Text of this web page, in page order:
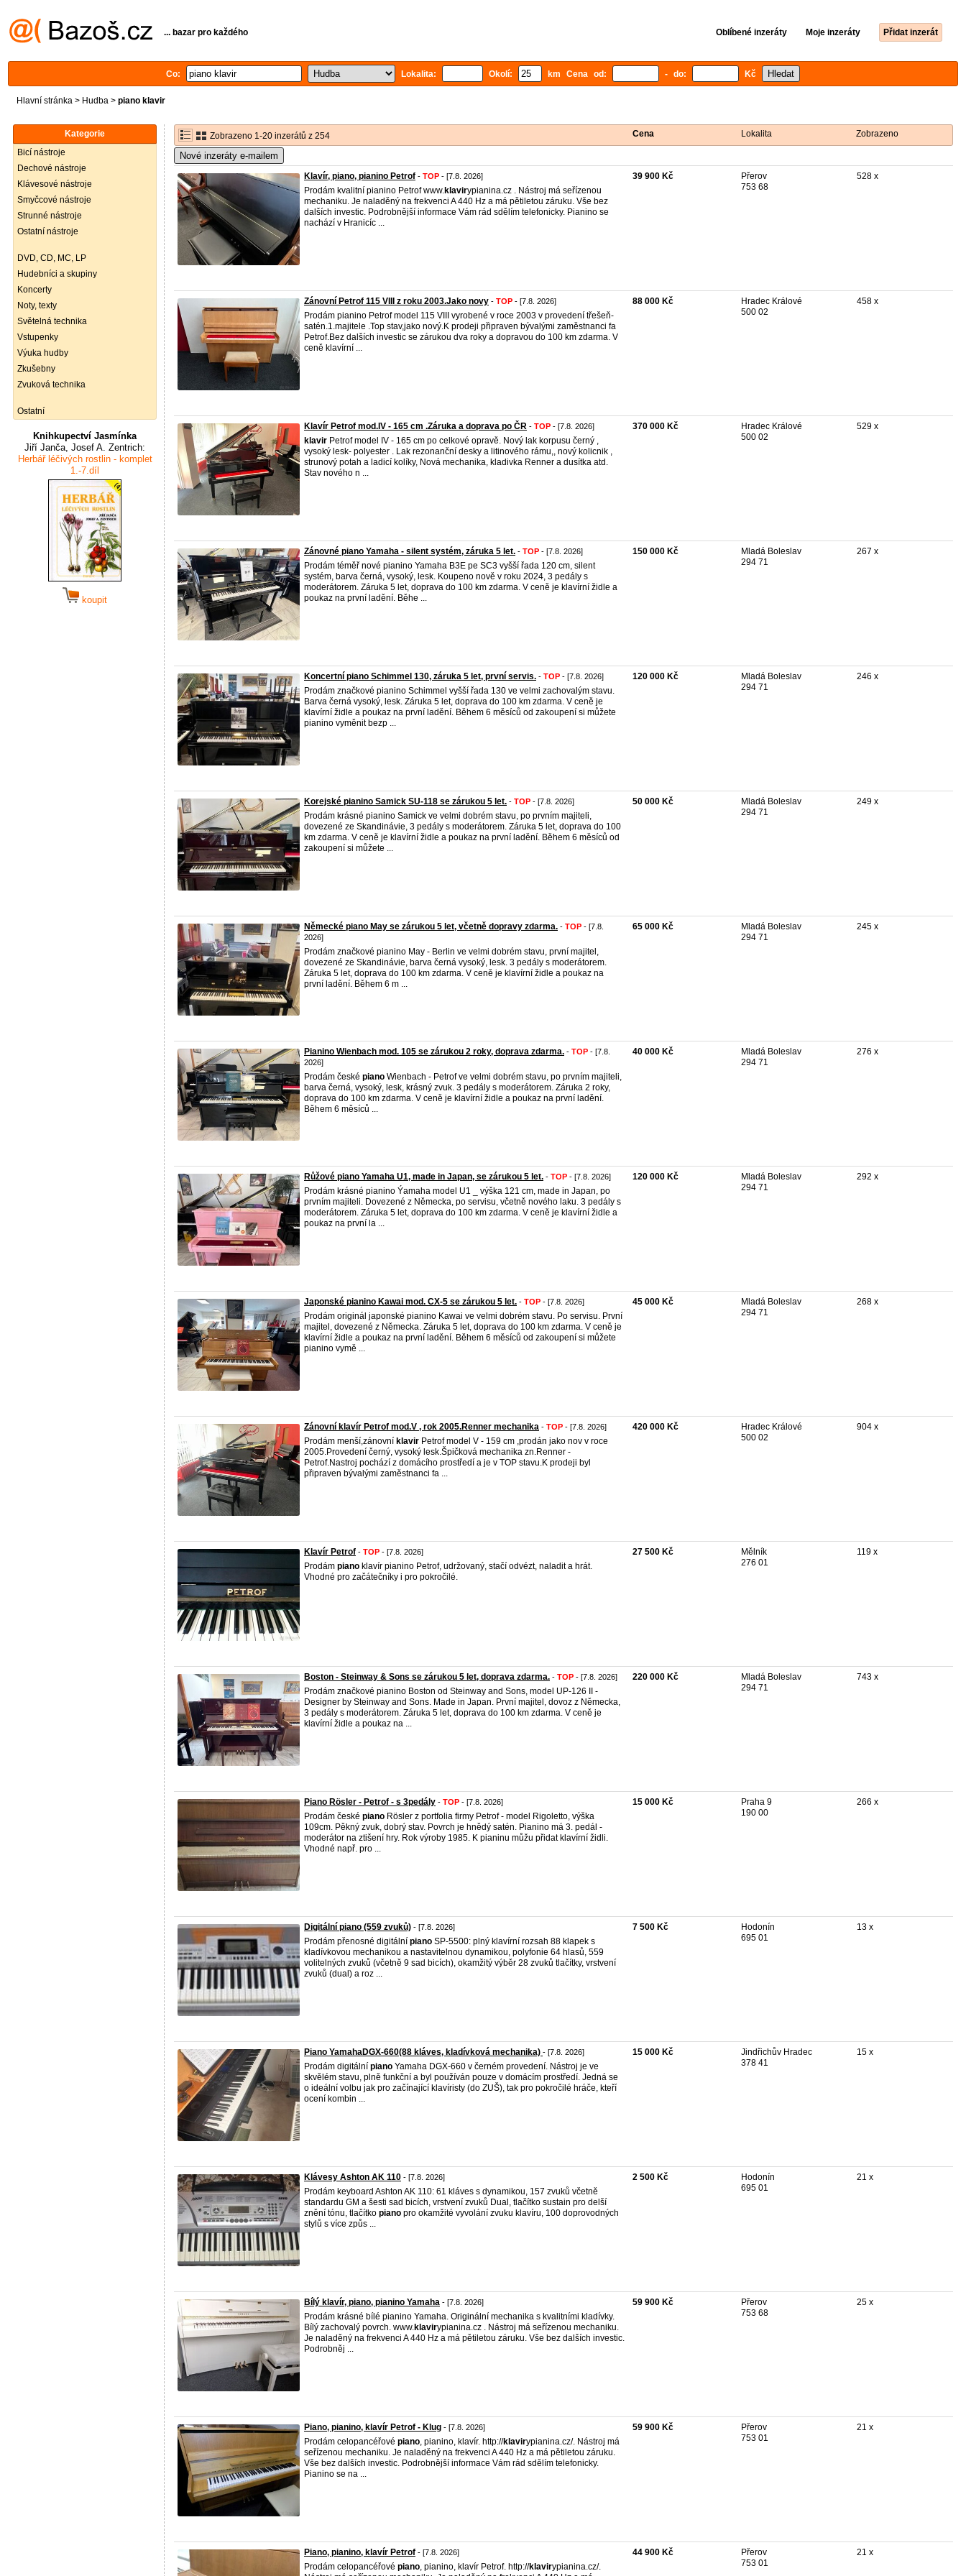
... bazar pro každého Oblíbené inzeráty Moje inzeráty Přidat inzerát
Co: Lokalita: Okolí: km Cena od: - do: Kč
Hlavní stránka > Hudba > piano klavir
Kategorie
Bicí nástroje
Dechové nástroje
Klávesové nástroje
Smyčcové nástroje
Strunné nástroje
Ostatní nástroje
DVD, CD, MC, LP
Hudebníci a skupiny
Koncerty
Noty, texty
Světelná technika
Vstupenky
Výuka hudby
Zkušebny
Zvuková technika
Ostatní
Knihkupectví Jasmínka
Jiří Janča, Josef A. Zentrich:
Herbář léčivých rostlin - komplet
1.-7.díl
koupit
Zobrazeno 1-20 inzerátů z 254 Cena Lokalita Zobrazeno
Nové inzeráty e-mailem
Klavír, piano, pianino Petrof - TOP - [7.8. 2026]
Prodám kvalitní pianino Petrof www.klavirypianina.cz . Nástroj má seřízenou
mechaniku. Je naladěný na frekvenci A 440 Hz a má pětiletou záruku. Vše bez
dalších investic. Podrobnější informace Vám rád sdělím telefonicky. Pianino se
nachází v Hranicíc ...
39 900 Kč
Přerov
753 68
528 x
Zánovní Petrof 115 VIII z roku 2003.Jako novy - TOP - [7.8. 2026]
Prodám pianino Petrof model 115 VIII vyrobené v roce 2003 v provedení třešeň-
satén.1.majitele .Top stav,jako nový.K prodeji připraven bývalými zaměstnanci fa
Petrof.Bez dalších investic se zárukou dva roky a dopravou do 100 km zdarma. V
ceně klavírní ...
88 000 Kč
Hradec Králové
500 02
458 x
Klavír Petrof mod.IV - 165 cm .Záruka a doprava po ČR - TOP - [7.8. 2026]
klavir Petrof model IV - 165 cm po celkové opravě. Nový lak korpusu černý ,
vysoký lesk- polyester . Lak rezonanční desky a litinového rámu,, nový kolicnik ,
strunový potah a ladicí kolíky, Nová mechanika, kladivka Renner a dusítka atd.
Stav nového n ...
370 000 Kč
Hradec Králové
500 02
529 x
Zánovné piano Yamaha - silent systém, záruka 5 let. - TOP - [7.8. 2026]
Prodám téměř nové pianino Yamaha B3E pe SC3 vyšší řada 120 cm, silent
systém, barva černá, vysoký, lesk. Koupeno nově v roku 2024, 3 pedály s
moderátorem. Záruka 5 let, doprava do 100 km zdarma. V ceně je klavírní židle a
poukaz na první ladění. Běhe ...
150 000 Kč
Mladá Boleslav
294 71
267 x
Koncertní piano Schimmel 130, záruka 5 let, první servis. - TOP - [7.8. 2026]
Prodám značkové pianino Schimmel vyšší řada 130 ve velmi zachovalým stavu.
Barva černá vysoký, lesk. Záruka 5 let, doprava do 100 km zdarma. V ceně je
klavírní židle a poukaz na první ladění. Během 6 měsíců od zakoupení si můžete
pianino vyměnit bezp ...
120 000 Kč
Mladá Boleslav
294 71
246 x
Korejské pianino Samick SU-118 se zárukou 5 let. - TOP - [7.8. 2026]
Prodám krásné pianino Samick ve velmi dobrém stavu, po prvním majiteli,
dovezené ze Skandinávie, 3 pedály s moderátorem. Záruka 5 let, doprava do 100
km zdarma. V ceně je klavírní židle a poukaz na první ladění. Během 6 měsíců od
zakoupení si můžete ...
50 000 Kč
Mladá Boleslav
294 71
249 x
Německé piano May se zárukou 5 let, včetně dopravy zdarma. - TOP - [7.8.
2026]
Prodám značkové pianino May - Berlin ve velmi dobrém stavu, první majitel,
dovezené ze Skandinávie, barva černá vysoký, lesk. 3 pedály s moderátorem.
Záruka 5 let, doprava do 100 km zdarma. V ceně je klavírní židle a poukaz na
první ladění. Během 6 m ...
65 000 Kč
Mladá Boleslav
294 71
245 x
Pianino Wienbach mod. 105 se zárukou 2 roky, doprava zdarma. - TOP - [7.8.
2026]
Prodám české piano Wienbach - Petrof ve velmi dobrém stavu, po prvním majiteli,
barva černá, vysoký, lesk, krásný zvuk. 3 pedály s moderátorem. Záruka 2 roky,
doprava do 100 km zdarma. V ceně je klavírní židle a poukaz na první ladění.
Během 6 měsíců ...
40 000 Kč
Mladá Boleslav
294 71
276 x
Růžové piano Yamaha U1, made in Japan, se zárukou 5 let. - TOP - [7.8. 2026]
Prodám krásné pianino Ýamaha model U1 _ výška 121 cm, made in Japan, po
prvním majiteli. Dovezené z Německa, po servisu, včetně nového laku. 3 pedály s
moderátorem. Záruka 5 let, doprava do 100 km zdarma. V ceně je klavírní židle a
poukaz na první la ...
120 000 Kč
Mladá Boleslav
294 71
292 x
Japonské pianino Kawai mod. CX-5 se zárukou 5 let. - TOP - [7.8. 2026]
Prodám originál japonské pianino Kawai ve velmi dobrém stavu. Po servisu. První
majitel, dovezené z Německa. Záruka 5 let, doprava do 100 km zdarma. V ceně je
klavírní židle a poukaz na první ladění. Během 6 měsíců od zakoupení si můžete
pianino vymě ...
45 000 Kč
Mladá Boleslav
294 71
268 x
Zánovní klavír Petrof mod.V , rok 2005.Renner mechanika - TOP - [7.8. 2026]
Prodám menší,zánovní klavir Petrof model V - 159 cm ,prodán jako nov v roce
2005.Provedení černý, vysoký lesk.Špičková mechanika zn.Renner -
Petrof.Nastroj pochází z domácího prostředí a je v TOP stavu.K prodeji byl
připraven bývalými zaměstnanci fa ...
420 000 Kč
Hradec Králové
500 02
904 x
Klavír Petrof - TOP - [7.8. 2026]
Prodám piano klavír pianino Petrof, udržovaný, stačí odvézt, naladit a hrát.
Vhodné pro začátečníky i pro pokročilé.
27 500 Kč
Mělník
276 01
119 x
Boston - Steinway & Sons se zárukou 5 let, doprava zdarma. - TOP - [7.8. 2026]
Prodám značkové pianino Boston od Steinway and Sons, model UP-126 II -
Designer by Steinway and Sons. Made in Japan. První majitel, dovoz z Německa,
3 pedály s moderátorem. Záruka 5 let, doprava do 100 km zdarma. V ceně je
klavírní židle a poukaz na ...
220 000 Kč
Mladá Boleslav
294 71
743 x
Piano Rösler - Petrof - s 3pedály - TOP - [7.8. 2026]
Prodám české piano Rösler z portfolia firmy Petrof - model Rigoletto, výška
109cm. Pěkný zvuk, dobrý stav. Povrch je hnědý satén. Pianino má 3. pedál -
moderátor na ztišení hry. Rok výroby 1985. K pianinu můžu přidat klavírní židli.
Vhodné např. pro ...
15 000 Kč
Praha 9
190 00
266 x
Digitální piano (559 zvuků) - [7.8. 2026]
Prodám přenosné digitální piano SP-5500: plný klavírní rozsah 88 klapek s
kladívkovou mechanikou a nastavitelnou dynamikou, polyfonie 64 hlasů, 559
volitelných zvuků (včetně 9 sad bicích), okamžitý výběr 28 zvuků tlačítky, vrstvení
zvuků (dual) a roz ...
7 500 Kč
Hodonín
695 01
13 x
Piano YamahaDGX-660(88 kláves, kladívková mechanika) - [7.8. 2026]
Prodám digitální piano Yamaha DGX-660 v černém provedení. Nástroj je ve
skvělém stavu, plně funkční a byl používán pouze v domácím prostředí. Jedná se
o ideální volbu jak pro začínající klavíristy (do ZUŠ), tak pro pokročilé hráče, kteří
ocení kombin ...
15 000 Kč
Jindřichův Hradec
378 41
15 x
Klávesy Ashton AK 110 - [7.8. 2026]
Prodám keyboard Ashton AK 110: 61 kláves s dynamikou, 157 zvuků včetně
standardu GM a šesti sad bicích, vrstvení zvuků Dual, tlačítko sustain pro delší
znění tónu, tlačítko piano pro okamžité vyvolání zvuku klavíru, 100 doprovodných
stylů s více způs ...
2 500 Kč
Hodonín
695 01
21 x
Bílý klavír, piano, pianino Yamaha - [7.8. 2026]
Prodám krásné bílé pianino Yamaha. Originální mechanika s kvalitními kladívky.
Bílý zachovalý povrch. www.klavirypianina.cz . Nástroj má seřízenou mechaniku.
Je naladěný na frekvenci A 440 Hz a má pětiletou záruku. Vše bez dalších investic.
Podrobněj ...
59 900 Kč
Přerov
753 68
25 x
Piano, pianino, klavír Petrof - Klug - [7.8. 2026]
Prodám celopancéřové piano, pianino, klavír. http://klavirypianina.cz/. Nástroj má
seřízenou mechaniku. Je naladěný na frekvenci A 440 Hz a má pětiletou záruku.
Vše bez dalších investic. Podrobnější informace Vám rád sdělím telefonicky.
Pianino se na ...
59 900 Kč
Přerov
753 01
21 x
Piano, pianino, klavír Petrof - [7.8. 2026]
Prodám celopancéřové piano, pianino, klavír Petrof. http://klavirypianina.cz/.
44 900 Kč
Přerov
753 01
21 x